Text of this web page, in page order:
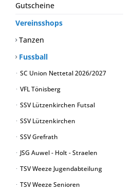
Gutscheine
Vereinsshops
Tanzen
Fussball
SC Union Nettetal 2026/2027
VFL Tönisberg
SSV Lützenkirchen Futsal
SSV Lützenkirchen
SSV Grefrath
JSG Auwel - Holt - Straelen
TSV Weeze Jugendabteilung
TSV Weeze Senioren